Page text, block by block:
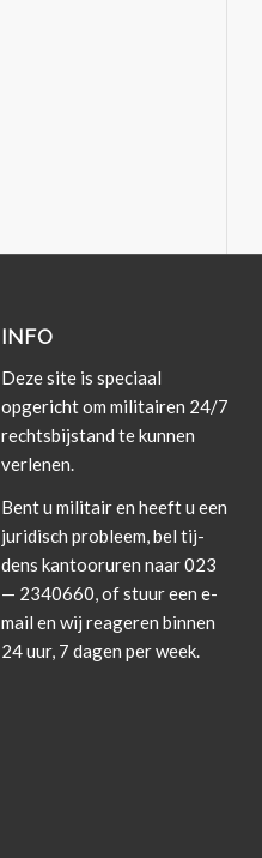
INFO
Deze site is spe­ci­aal
opgericht om militairen 24/7
rechts­bi­j­s­tand te kun­nen
verlenen.
Bent u militair en heeft u een
juridisch prob­leem, bel tij­
dens kan­tooruren naar 023
— 2340660, of stuur een e-
mail en wij rea­geren bin­nen
24 uur, 7 dagen per week.